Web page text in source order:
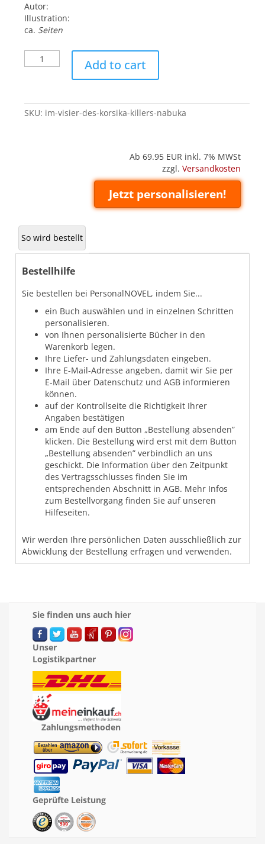
Autor:
Illustration:
ca. Seiten
Visier
Killers
(Nabuka)
Add to cart
SKU: im-visier-des-korsika-killers-nabuka
Ab 69.95 EUR inkl. 7% MWSt
zzgl. Versandkosten
Jetzt personalisieren!
So wird bestellt
Bestellhilfe
Sie bestellen bei PersonalNOVEL, indem Sie...
ein Buch auswählen und in einzelnen Schritten
personalisieren.
von Ihnen personalisierte Bücher in den
Warenkorb legen.
Ihre Liefer- und Zahlungsdaten eingeben.
Ihre E-Mail-Adresse angeben, damit wir Sie per
E-Mail über Datenschutz und AGB informieren
können.
auf der Kontrollseite die Richtigkeit Ihrer
Angaben bestätigen
am Ende auf den Button „Bestellung absenden”
klicken. Die Bestellung wird erst mit dem Button
„Bestellung absenden” verbindlich an uns
geschickt. Die Information über den Zeitpunkt
des Vertragsschlusses finden Sie im
entsprechenden Abschnitt in AGB. Mehr Infos
zum Bestellvorgang finden Sie auf unseren
Hilfeseiten.
Wir werden Ihre persönlichen Daten ausschließlich zur
Abwicklung der Bestellung erfragen und verwenden.
Sie finden uns auch hier
Unser
Logistikpartner
Zahlungsmethoden
Geprüfte Leistung